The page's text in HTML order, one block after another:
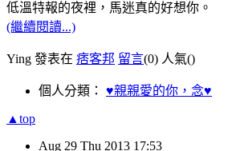
低溫特報的夜裡，馬迷真的好想你。
(繼續閱讀...)
Ying 發表在 痞客邦 留言(0) 人氣()
個人分類： ♥親親愛的你，念♥
▲top
Aug 29 Thu 2013 17:53